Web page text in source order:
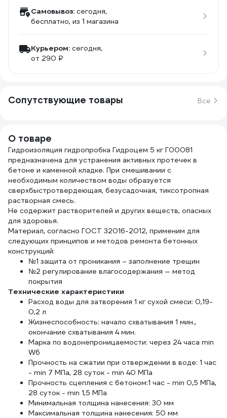
Самовывоз: сегодня,
бесплатно, из 1 магазина
Курьером: сегодня,
от 290 ₽
Сопутствующие товары Все
О товаре
Гидроизоляция гидропробка Гидроцем 5 кг Г00081
предназначена для устранения активных протечек в
бетоне и каменной кладке. При смешивании с
необходимым количеством воды образуется
сверхбыстротвердеющая, безусадочная, тиксотропная
растворная смесь.
Не содержит растворителей и других веществ, опасных
для здоровья.
Материал, согласно ГОСТ 32016-2012, применим для
следующих принципов и методов ремонта бетонных
конструкций:
№1 защита от проникания – заполнение трещин
№2 регулирование влагосодержания — метод
покрытия
Технические характеристики
Расход воды для затворения 1 кг сухой смеси: 0,19-
0,2 л
Жизнеспособность: начало схватывания 1 мин.,
окончание схватывания 4 мин.
Марка по водонепроницаемости: через 24 часа min
W6
Прочность на сжатии при отверждении в воде: 1 час
- min 7 МПа, 28 суток - min 40 МПа
Прочность сцепления с бетоном:1 час - min 0,5 МПа,
28 суток - min 1,5 МПа
Минимальная толщина нанесения: 30 мм
Максимальная толщина нанесения: 50 мм